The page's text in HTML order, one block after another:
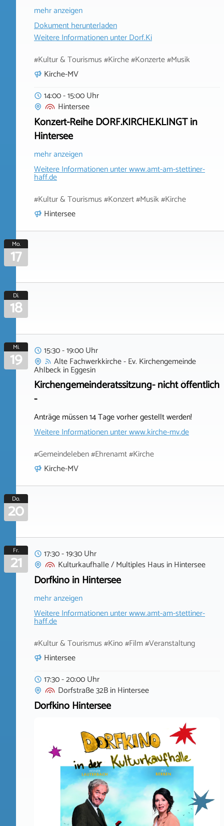
mehr anzeigen
Dokument herunterladen
Weitere Informationen unterDorf.Ki
#Kultur & Tourismus #Kirche #Konzerte #Musik
Kirche-MV
14:00 - 15:00 Uhr
Hintersee
Konzert-Reihe DORF.KIRCHE.KLINGT in
Hintersee
mehr anzeigen
Weitere Informationen unterwww.amt-am-stettiner-
haff.de
#Kultur & Tourismus #Konzert #Musik #Kirche
Hintersee
Mo.
17
Di.
18
Mi.
19
15:30 - 19:00 Uhr
Alte Fachwerkkirche - Ev. Kirchengemeinde
AhlbeckinEggesin
Kirchengemeinderatssitzung- nicht öffentlich
-
Anträge müssen 14 Tage vorher gestellt werden!
Weitere Informationen unterwww.kirche-mv.de
#Gemeindeleben #Ehrenamt #Kirche
Kirche-MV
Do.
20
Fr.
21
17:30 - 19:30 Uhr
Kulturkaufhalle / Multiples Haus inHintersee
Dorfkino in Hintersee
mehr anzeigen
Weitere Informationen unterwww.amt-am-stettiner-
haff.de
#Kultur & Tourismus #Kino #Film #Veranstaltung
Hintersee
17:30 - 20:00 Uhr
Dorfstraße 32BinHintersee
Dorfkino Hintersee